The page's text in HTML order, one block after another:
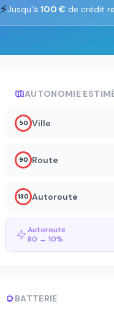
⚡Jusqu'à 100 € de crédit
AUTONOMIE
50 Ville
90 Route
130 Autoroute
Autoroute
80 → 10%
BATTERIE